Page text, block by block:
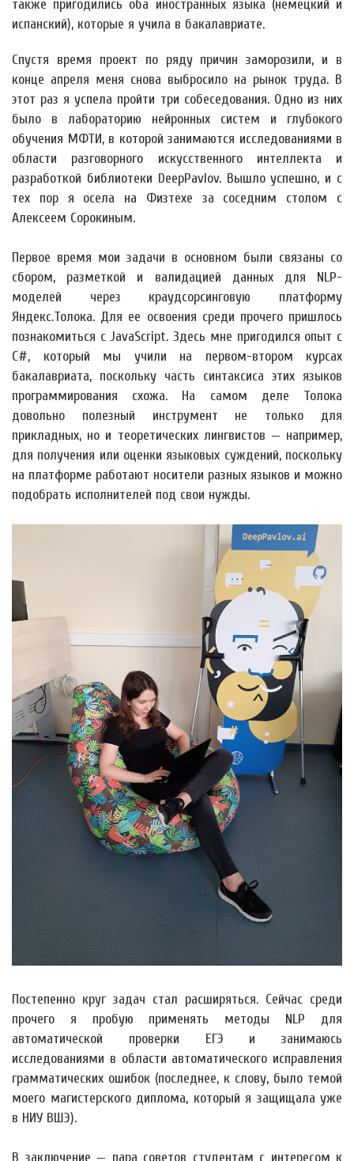
также пригодились оба иностранных языка (немецкий и
испанский), которые я учила в бакалавриате.
Спустя время проект по ряду причин заморозили, и в
конце апреля меня снова выбросило на рынок труда. В
этот раз я успела пройти три собеседования. Одно из них
было в лабораторию нейронных систем и глубокого
обучения МФТИ, в которой занимаются исследованиями в
области разговорного искусственного интеллекта и
разработкой библиотеки DeepPavlov. Вышло успешно, и с
тех пор я осела на Физтехе за соседним столом с
Алексеем Сорокиным.
Первое время мои задачи в основном были связаны со
сбором, разметкой и валидацией данных для NLP-
моделей через краудсорсинговую платформу
Яндекс.Толока. Для ее освоения среди прочего пришлось
познакомиться с JavaScript. Здесь мне пригодился опыт с
C#, который мы учили на первом-втором курсах
бакалавриата, поскольку часть синтаксиса этих языков
программирования схожа. На самом деле Толока
довольно полезный инструмент не только для
прикладных, но и теоретических лингвистов — например,
для получения или оценки языковых суждений, поскольку
на платформе работают носители разных языков и можно
подобрать исполнителей под свои нужды.
Постепенно круг задач стал расширяться. Сейчас среди
прочего я пробую применять методы NLP для
автоматической проверки ЕГЭ и занимаюсь
исследованиями в области автоматического исправления
грамматических ошибок (последнее, к слову, было темой
моего магистерского диплома, который я защищала уже
в НИУ ВШЭ).
В заключение — пара советов студентам с интересом к